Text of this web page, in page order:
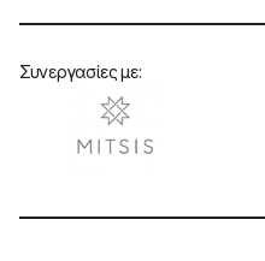
Συνεργασίες με: